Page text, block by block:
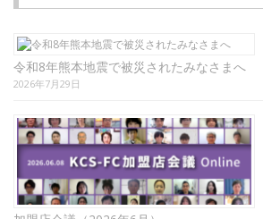
令和8年熊本地震で被災されたみなさまへ
2026年7月29日